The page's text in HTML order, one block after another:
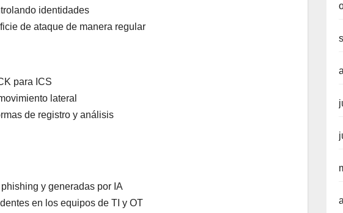
identidades
de ataque de manera regular
para ICS
lateral
de registro y análisis
y generadas por IA
en los equipos de TI y OT